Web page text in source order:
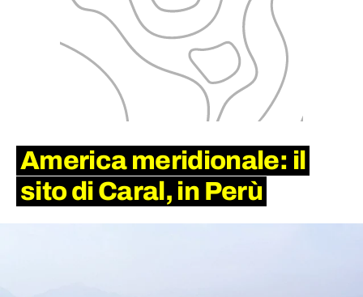
America meridionale: il
sito di Caral, in Perù